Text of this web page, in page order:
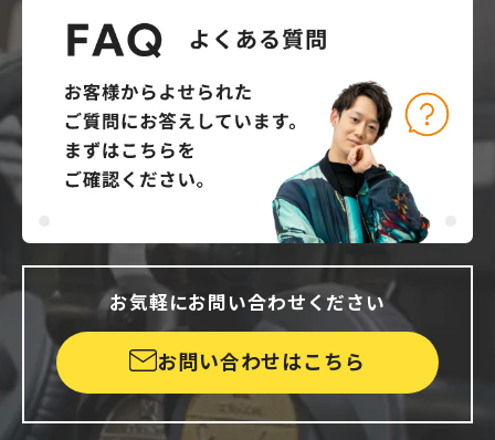
お気軽にお問い合わせください
お問い合わせはこちら